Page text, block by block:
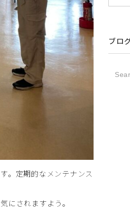
。定期的なメンテナンス
にされますよう。
ブロ